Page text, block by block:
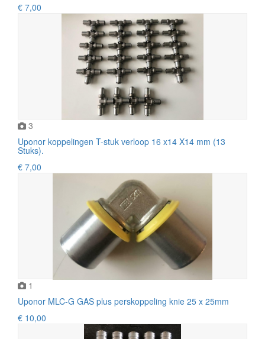
€ 7,00
3
Uponor koppelingen T-stuk verloop 16 x14 X14 mm (13
Stuks).
€ 7,00
1
Uponor MLC-G GAS plus perskoppeling knie 25 x 25mm
€ 10,00